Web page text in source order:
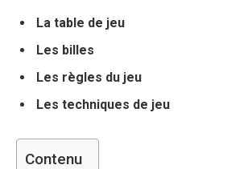
La table de jeu
Les billes
Les règles du jeu
Les techniques de jeu
Contenu